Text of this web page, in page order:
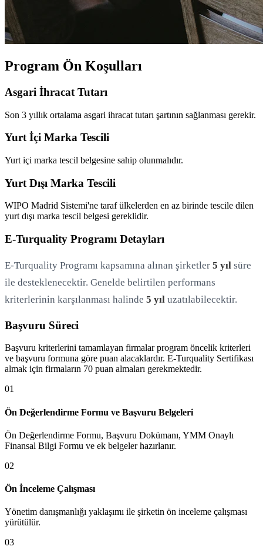
Program Ön Koşulları
Asgari İhracat Tutarı
Son 3 yıllık ortalama asgari ihracat tutarı şartının sağlanması gerekir.
Yurt İçi Marka Tescili
Yurt içi marka tescil belgesine sahip olunmalıdır.
Yurt Dışı Marka Tescili
WIPO Madrid Sistemi'ne taraf ülkelerden en az birinde tescile dilen
yurt dışı marka tescil belgesi gereklidir.
E-Turquality Programı Detayları
E-Turquality Programı kapsamına alınan şirketler 5 yıl süre
ile desteklenecektir. Genelde belirtilen performans
kriterlerinin karşılanması halinde 5 yıl uzatılabilecektir.
Başvuru Süreci
Başvuru kriterlerini tamamlayan firmalar program öncelik kriterleri
ve başvuru formuna göre puan alacaklardır. E-Turquality Sertifikası
almak için firmaların 70 puan almaları gerekmektedir.
01
Ön Değerlendirme Formu ve Başvuru Belgeleri
Ön Değerlendirme Formu, Başvuru Dokümanı, YMM Onaylı
Finansal Bilgi Formu ve ek belgeler hazırlanır.
02
Ön İnceleme Çalışması
Yönetim danışmanlığı yaklaşımı ile şirketin ön inceleme çalışması
yürütülür.
03